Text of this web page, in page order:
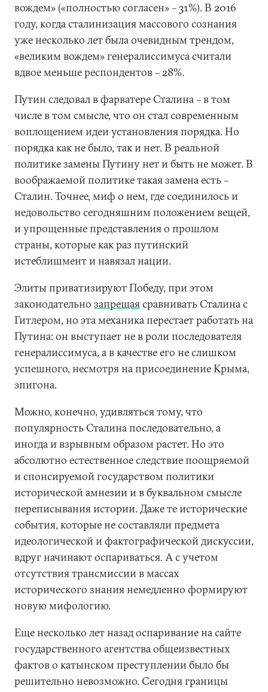
вождем» («полностью согласен» – 31%). В 2016
году, когда сталинизация массового сознания
уже несколько лет была очевидным трендом,
«великим вождем» генералиссимуса считали
вдвое меньше респондентов – 28%.
Путин следовал в фарватере Сталина – в том
числе в том смысле, что он стал современным
воплощением идеи установления порядка. Но
порядка как не было, так и нет. В реальной
политике замены Путину нет и быть не может. В
воображаемой политике такая замена есть –
Сталин. Точнее, миф о нем, где соединилось и
недовольство сегодняшним положением вещей,
и упрощенные представления о прошлом
страны, которые как раз путинский
истеблишмент и навязал нации.
Элиты приватизируют Победу, при этом
законодательно запрещаясравнивать Сталина с
Гитлером, но эта механика перестает работать на
Путина: он выступает не в роли последователя
генералиссимуса, а в качестве его не слишком
успешного, несмотря на присоединение Крыма,
эпигона.
Можно, конечно, удивляться тому, что
популярность Сталина последовательно, а
иногда и взрывным образом растет. Но это
абсолютно естественное следствие поощряемой
и спонсируемой государством политики
исторической амнезии и в буквальном смысле
переписывания истории. Даже те исторические
события, которые не составляли предмета
идеологической и фактографической дискуссии,
вдруг начинают оспариваться. А с учетом
отсутствия трансмиссии в массах
исторического знания немедленно формируют
новую мифологию.
Еще несколько лет назад оспаривание на сайте
государственного агентства общеизвестных
фактов о катынском преступлении было бы
решительно невозможно. Сегодня границы